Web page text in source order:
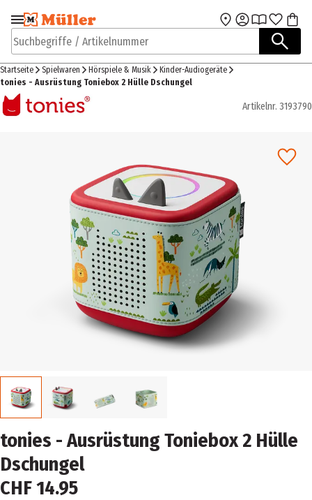
Zur Navigation
springen
Zum Hauptinhalt
Suchbegriffe / Artikelnummer
Startseite Spielwaren Hörspiele & Musik
Kinder-Audiogeräte
tonies - Ausrüstung Toniebox 2 Hülle Dschungel
Artikelnr. 3193790
tonies - Ausrüstung Toniebox 2 Hülle
Dschungel
CHF 14.95